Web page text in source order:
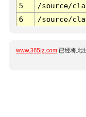
5
/source/
6
/source/
www.365jz.com 已经将此